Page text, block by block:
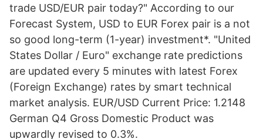
trade USD/EUR pair today?" According to our
Forecast System, USD to EUR Forex pair is a not
so good long-term (1-year) investment*. "United
States Dollar / Euro" exchange rate predictions
are updated every 5 minutes with latest Forex
(Foreign Exchange) rates by smart technical
market analysis. EUR/USD Current Price: 1.2148
German Q4 Gross Domestic Product was
upwardly revised to 0.3%.